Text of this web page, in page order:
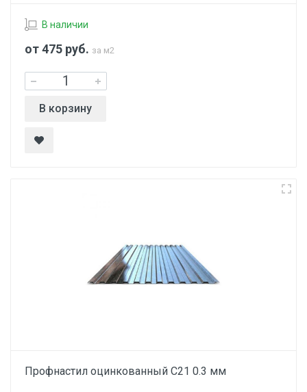
В наличии
от 475 руб. за м2
В корзину
Профнастил оцинкованный С21 0.3 мм